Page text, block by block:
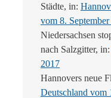
Städte, in:
vom 8.
Niedersachsen
nach Salzgitter, in:
2017
Hannovers neue
Deutschland vom